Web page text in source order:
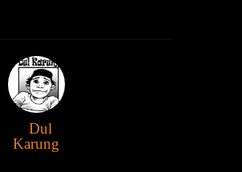
Dul
Karung